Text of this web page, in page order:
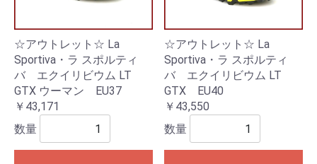
☆アウトレット☆ La
Sportiva・ラ スポルティ
バ エクイリビウム LT
GTX ウーマン EU37
￥43,171
数量
☆アウトレット☆ La
Sportiva・ラ スポルティ
バ エクイリビウム LT
GTX EU40
￥43,550
数量